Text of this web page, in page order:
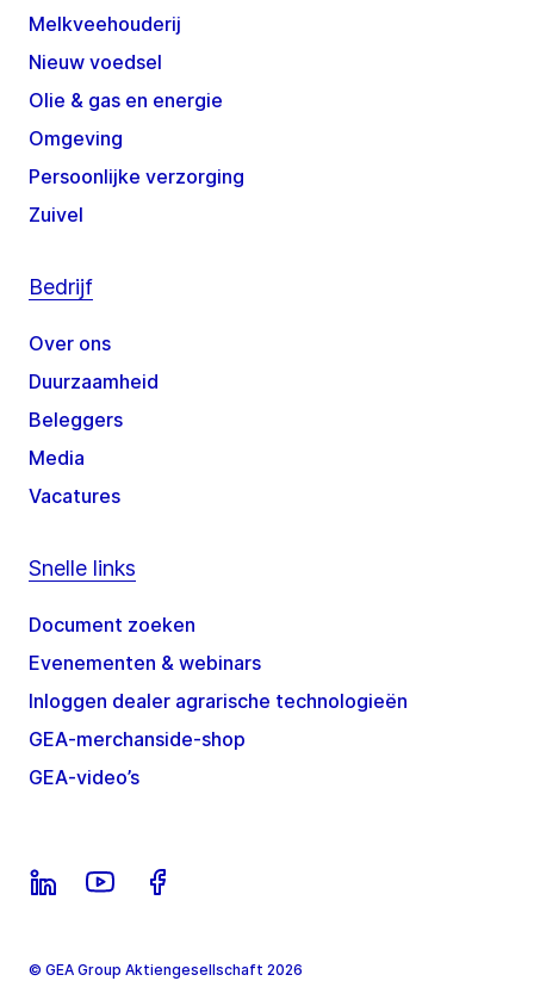
Melkveehouderij
Nieuw voedsel
Olie & gas en energie
Omgeving
Persoonlijke verzorging
Zuivel
Bedrijf
Over ons
Duurzaamheid
Beleggers
Media
Vacatures
Snelle links
Document zoeken
Evenementen & webinars
Inloggen dealer agrarische technologieën
GEA-merchanside-shop
GEA-video’s
© GEA Group Aktiengesellschaft 2026